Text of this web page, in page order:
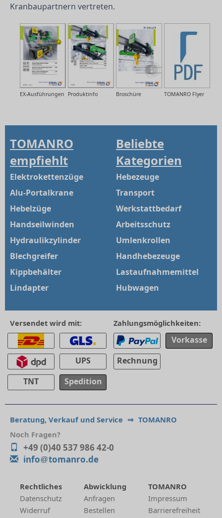
Kranbaupartnern vertreten.
TOMANRO Flyer
Broschüre
Produktinfo
EX-Ausführungen
TOMANRO
empfiehlt
Elektrokettenzüge
Alu-Portalkrane
Hebelzüge
Handseilwinden
Hydraulikzylinder
Blechgreifer
Kippbehälter
Lindapter
Beliebte
Kategorien
Hebezeuge
Transport
Werkstattbedarf
Arbeitsschutz
Umlenkrollen
Handhebezeuge
Lastaufnahmemittel
Hubwagen
Versendet wird mit:
UPS
TNT
Spedition
Zahlungsmöglichkeiten:
Vorkasse
Rechnung
Beratung, Verkauf und Service ⇒ TOMANRO
Noch Fragen?
+49 (0)40 537 986 42-0
info
tomanro.de
Rechtliches
Datenschutz
Widerruf
Abwicklung
Anfragen
Bestellen
TOMANRO
Impressum
Barrierefreiheit